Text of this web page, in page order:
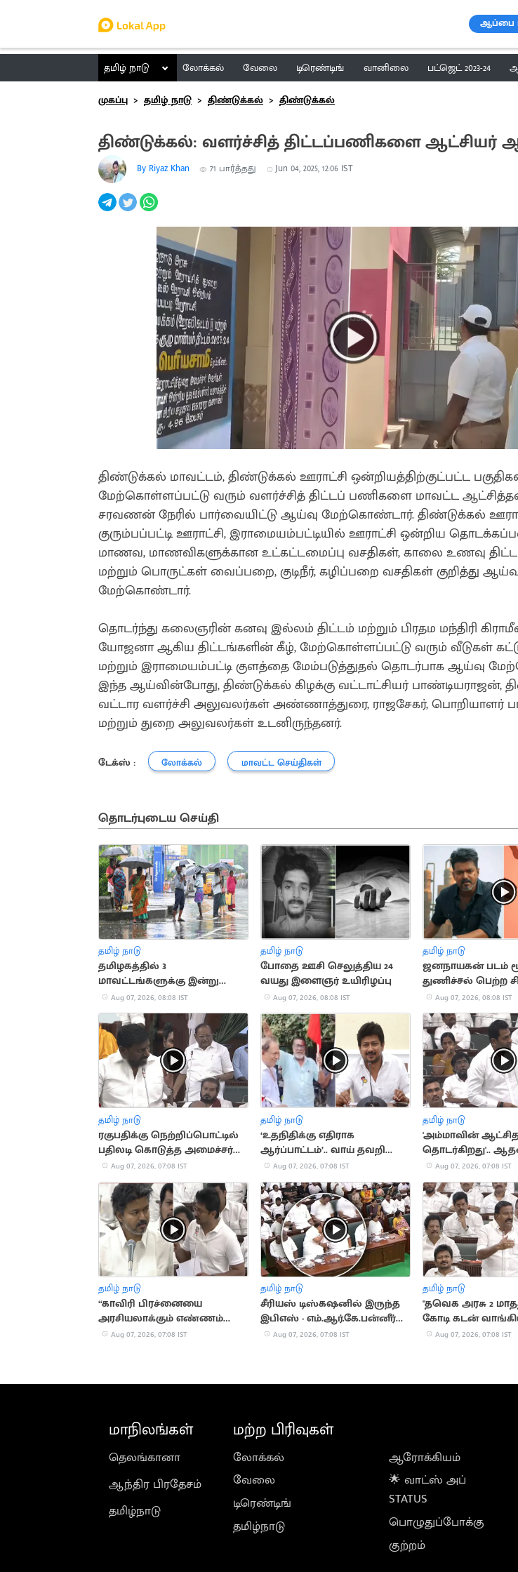
ஆப்பை
தமிழ் நாடு லோக்கல் வேலை டிரெண்டிங் வானிலை பட்ஜெட் 2023-24
முகப்பு
தமிழ் நாடு திண்டுக்கல் திண்டுக்கல்
திண்டுக்கல்: வளர்ச்சித் திட்டப்பணிகளை ஆட்சியர்
By Riyaz Khan 71 பார்த்தது Jun 04, 2025, 12:06 IST
திண்டுக்கல் மாவட்டம், திண்டுக்கல் ஊராட்சி ஒன்றியத்திற்குட்பட்ட
மேற்கொள்ளப்பட்டு வரும் வளர்ச்சித் திட்டப் பணிகளை மாவட்ட
சரவணன் நேரில் பார்வையிட்டு ஆய்வு மேற்கொண்டார். திண்டுக்கல்
குரும்பப்பட்டி ஊராட்சி, இராமையம்பட்டியில் ஊராட்சி ஒன்றிய
மாணவ, மாணவிகளுக்கான உட்கட்டமைப்பு வசதிகள், காலை உணவு
மற்றும் பொருட்கள் வைப்பறை, குடிநீர், கழிப்பறை வசதிகள் குறித்து
மேற்கொண்டார்.
தொடர்ந்து கலைஞரின் கனவு இல்லம் திட்டம் மற்றும் பிரதம மந்திரி
யோஜனா ஆகிய திட்டங்களின் கீழ், மேற்கொள்ளப்பட்டு வரும் வீடுகள்
மற்றும் இராமையம்பட்டி குளத்தை மேம்படுத்துதல் தொடர்பாக ஆய்வு
இந்த ஆய்வின்போது, திண்டுக்கல் கிழக்கு வட்டாட்சியர் பாண்டியராஜன்,
வட்டார வளர்ச்சி அலுவலர்கள் அண்ணாத்துரை, ராஜசேகர், பொறியாளர்
மற்றும் துறை அலுவலர்கள் உடனிருந்தனர்.
டேக்ஸ் : லோக்கல் மாவட்ட செய்திகள்
தொடர்புடைய செய்தி
தமிழ் நாடு
தமிழகத்தில் 3
மாவட்டங்களுக்கு இன்று
கனமழை எச்சரிக்கை
Aug 07, 2026, 08:08 IST
தமிழ் நாடு
போதை ஊசி செலுத்திய 24
வயது இளைஞர் உயிரிழப்பு
Aug 07, 2026, 08:08 IST
தமிழ் நாடு
ஜனநாயகன் படம்
துணிச்சல் பெற்ற
பாலியல் தொல்லை
புகார்
Aug 07, 2026, 08:08 IST
தமிழ் நாடு
ரகுபதிக்கு நெற்றிப்பொட்டில்
பதிலடி கொடுத்த அமைச்சர்
ராஜ்மோகன்
Aug 07, 2026, 07:08 IST
தமிழ் நாடு
‘உதநிதிக்கு எதிராக
ஆர்ப்பாட்டம்’.. வாய் தவறி
திமுக கோஷம்
Aug 07, 2026, 07:08 IST
தமிழ் நாடு
'அம்மாவின்
தொடர்கிறது'..
தடாலடி
Aug 07, 2026, 07:08 IST
தமிழ் நாடு
“காவிரி பிரச்னையை
அரசியலாக்கும் எண்ணம்
இல்லை”.. விஜய்
Aug 07, 2026, 07:08 IST
தமிழ் நாடு
சீரியஸ் டிஸ்கஷனில் இருந்த
இபிஎஸ் - எம்.ஆர்.கே.பன்னீர்
செல்வம்
Aug 07, 2026, 07:08 IST
தமிழ் நாடு
"தவெக அரசு 2
கோடி கடன்
கே.என்.நேரு
Aug 07, 2026, 07:08 IST
மாநிலங்கள்
தெலங்கானா
ஆந்திர பிரதேசம்
தமிழ்நாடு
மற்ற பிரிவுகள்
லோக்கல்
வேலை
டிரெண்டிங்
தமிழ்நாடு
ஆரோக்கியம்
🌟 வாட்ஸ் அப்
STATUS
பொழுதுப்போக்கு
குற்றம்